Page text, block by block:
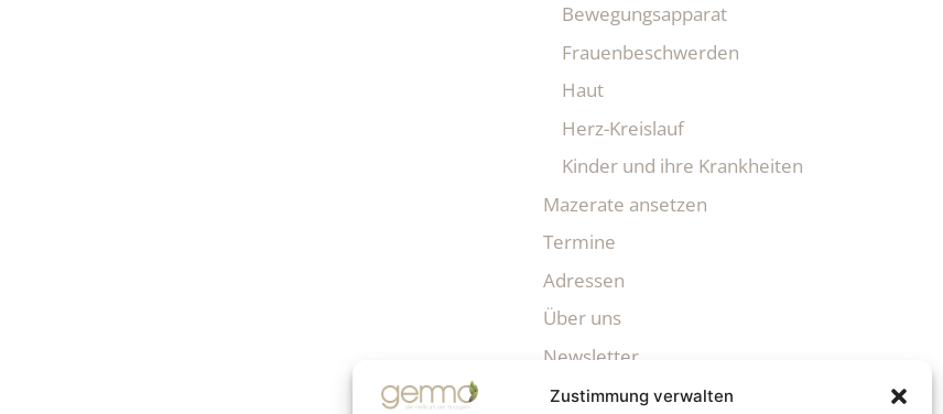
Zustimmung verwalten
Bewegungsapparat
Frauenbeschwerden
Haut
Herz-Kreislauf
Kinder und ihre Krankheiten
Mazerate ansetzen
Termine
Adressen
Über uns
Newsletter